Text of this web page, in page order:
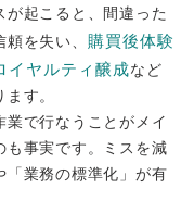
起こると、間違った
を失い、 購買後体験
イヤルティ醸成など
す。
で行なうことがメイ
も事実です。ミスを減
「業務の標準化」が有